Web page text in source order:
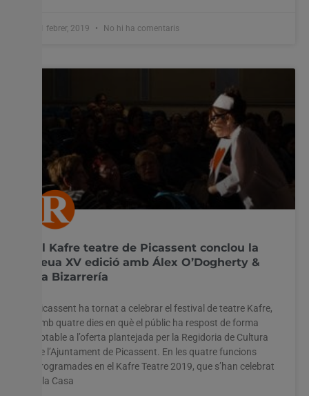
11 febrer, 2019 No hi ha comentaris
El Kafre teatre de Picassent conclou la
seua XV edició amb Álex O’Dogherty &
La Bizarrería
Picassent ha tornat a celebrar el festival de teatre Kafre,
amb quatre dies en què el públic ha respost de forma
notable a l’oferta plantejada per la Regidoria de Cultura
de l’Ajuntament de Picassent. En les quatre funcions
programades en el Kafre Teatre 2019, que s’han celebrat
a la Casa